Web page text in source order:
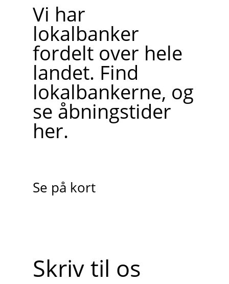
Vi har
lokalbanker
fordelt over hele
landet. Find
lokalbankerne, og
se åbningstider
her.
Se på kort
Skriv til os